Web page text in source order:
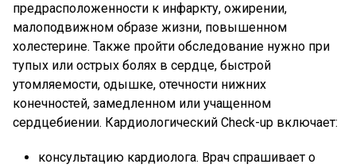
предрасположенности к инфаркту, ожирении,
малоподвижном образе жизни, повышенном
холестерине. Также пройти обследование нужно при
тупых или острых болях в сердце, быстрой
утомляемости, одышке, отечности нижних
конечностей, замедленном или учащенном
сердцебиении. Кардиологический Check-up включает:
консультацию кардиолога. Врач спрашивает о